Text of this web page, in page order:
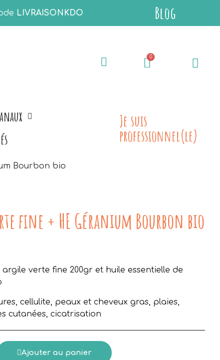
LIVRAISONKDO Blog
Je suis
professionnel(le)
Bourbon bio
fine + HE Géranium Bourbon bio
argile verte fine 200gr et huile essentielle de
cellulite, peaux et cheveux gras, plaies,
cutanées, cicatrisation
Ajouter au panier